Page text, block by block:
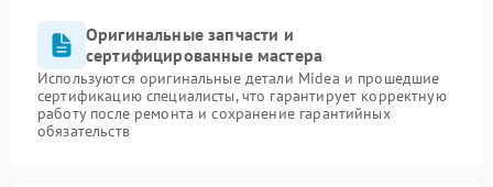
Оригинальные запчасти и
сертифицированные мастера
Используются оригинальные детали Midea и прошедшие
сертификацию специалисты, что гарантирует корректную
работу после ремонта и сохранение гарантийных
обязательств